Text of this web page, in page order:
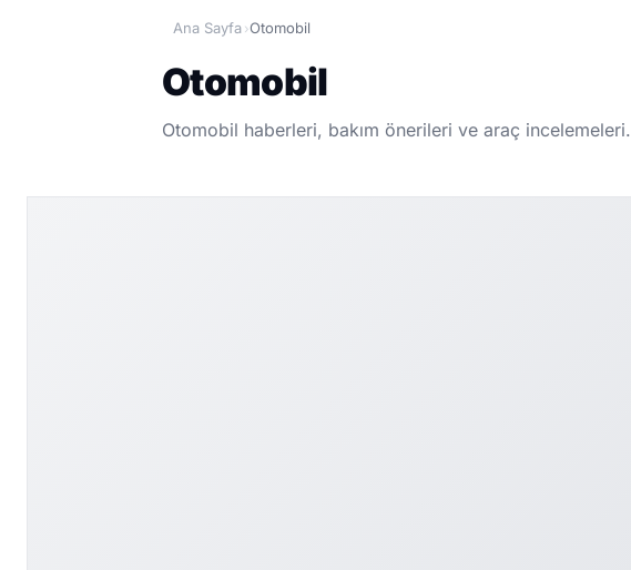
Ana Sayfa ›Otomobil
Otomobil
Otomobil haberleri, bakım önerileri ve araç incelemeleri.